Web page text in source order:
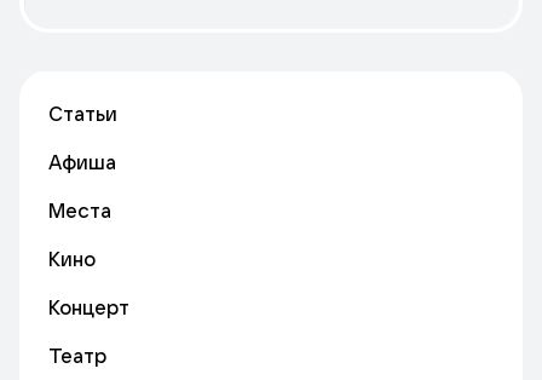
Статьи
Афиша
Места
Кино
Концерт
Театр